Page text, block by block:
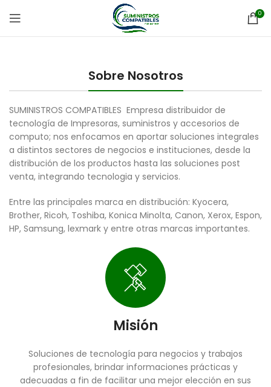
0
Sobre Nosotros
SUMINISTROS COMPATIBLES Empresa distribuidor de
tecnología de Impresoras, suministros y accesorios de
computo; nos enfocamos en aportar soluciones integrales
a distintos sectores de negocios e instituciones, desde la
distribución de los productos hasta las soluciones post
venta, integrando tecnologia y servicios.
Entre las principales marca en distribución: Kyocera,
Brother, Ricoh, Toshiba, Konica Minolta, Canon, Xerox, Espon,
HP, Samsung, lexmark y entre otras marcas importantes.
Misión
Soluciones de tecnología para negocios y trabajos
profesionales, brindar informaciones prácticas y
adecuadas a fin de facilitar una mejor elección en sus